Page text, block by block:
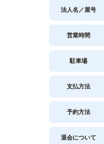
法人名／屋号
営業時間
駐車場
支払方法
予約方法
退会について